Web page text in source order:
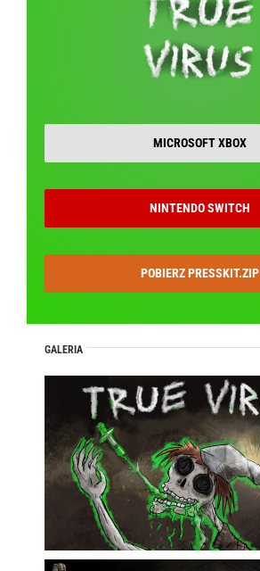
MICROSOFT XBOX
NINTENDO SWITCH
POBIERZ PRESSKIT.ZIP
GALERIA